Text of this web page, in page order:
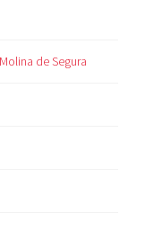
de Segura